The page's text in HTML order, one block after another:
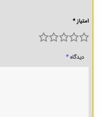
امتیاز *
4 3 2 1
دیدگاه*